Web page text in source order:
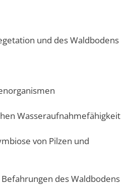
und des Waldbodens
Wasseraufnahmefähigkeit
von Pilzen und
des Waldbodens